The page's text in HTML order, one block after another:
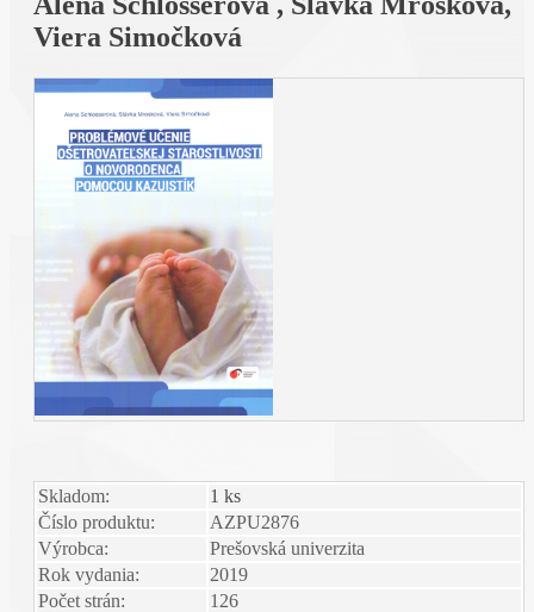
Viera Simočková
Skladom:
1 ks
Číslo produktu:
AZPU2876
Výrobca:
Prešovská univerzita
Rok vydania:
2019
Počet strán:
126